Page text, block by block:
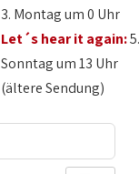
3. Montag um 0 Uhr
Let´s hear it again:
Sonntag um 13 Uhr
(ältere Sendung)